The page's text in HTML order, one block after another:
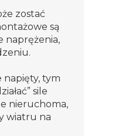
zostać
są
naprężenia,
napięty, tym
sile
nieruchoma,
wiatru na